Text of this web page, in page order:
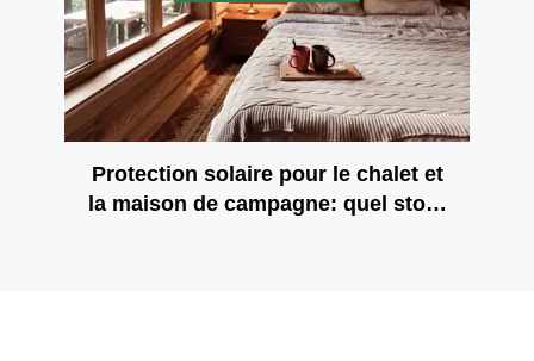
Protection solaire pour le chalet et
la maison de campagne: quel store